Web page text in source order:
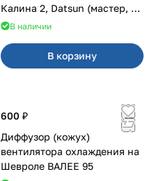
Калина 2, Datsun (мастер, с
ЭлУР, с подшипником) 2шт
В наличии
В корзину
600 ₽
Диффузор (кожух)
вентилятора охлаждения на
Шевроле ВАЛЕЕ 95